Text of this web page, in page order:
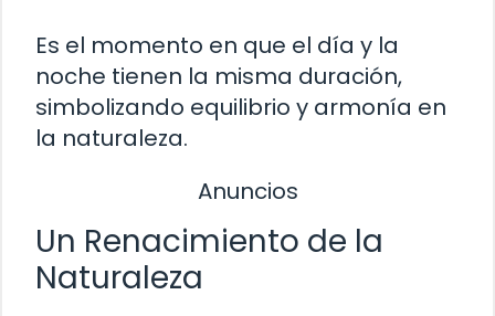
Es el momento en que el día y la
noche tienen la misma duración,
simbolizando equilibrio y armonía en
la naturaleza.
Anuncios
Un Renacimiento de la
Naturaleza